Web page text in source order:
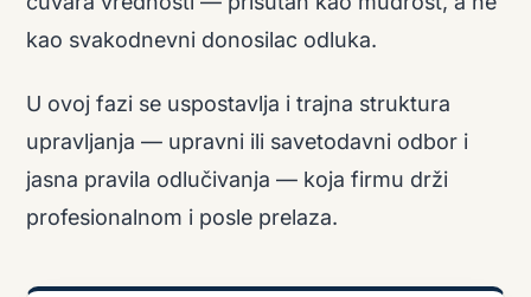
kao svakodnevni donosilac odluka.
U ovoj fazi se uspostavlja i trajna struktura
upravljanja — upravni ili savetodavni odbor i
jasna pravila odlučivanja — koja firmu drži
profesionalnom i posle prelaza.